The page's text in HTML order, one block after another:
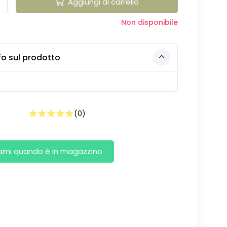
Non disponibile
sul prodotto
(0)